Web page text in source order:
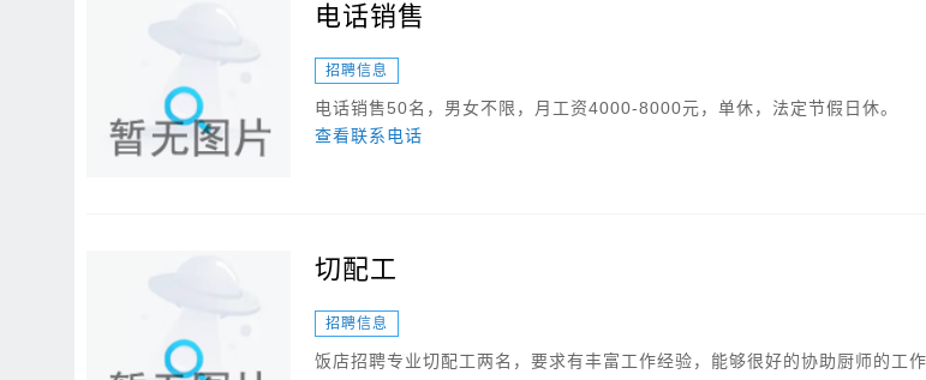
电话销售
招聘信息
电话销售50名，男女不限，月工资4000-8000元，单休，法定节假日休。
查看联系电话
切配工
招聘信息
饭店招聘专业切配工两名，要求有丰富工作经验，能够很好的协助厨师的工